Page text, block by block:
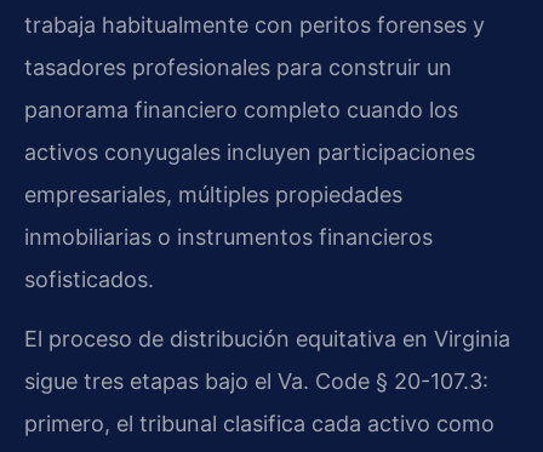
trabaja habitualmente con peritos forenses y
tasadores profesionales para construir un
panorama financiero completo cuando los
activos conyugales incluyen participaciones
empresariales, múltiples propiedades
inmobiliarias o instrumentos financieros
sofisticados.
El proceso de distribución equitativa en Virginia
sigue tres etapas bajo el Va. Code § 20-107.3:
primero, el tribunal clasifica cada activo como